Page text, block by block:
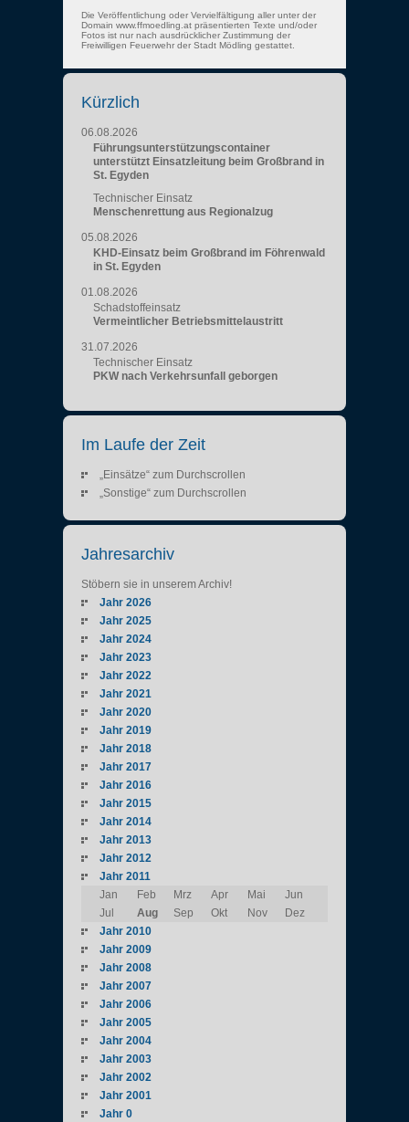
Die Veröffentlichung oder Vervielfältigung aller unter der
Domain www.ffmoedling.at präsentierten Texte und/oder
Fotos ist nur nach ausdrücklicher Zustimmung der
Freiwilligen Feuerwehr der Stadt Mödling gestattet.
Kürzlich
06.08.2026
Führungsunterstützungscontainer
unterstützt Einsatzleitung beim Großbrand in
St. Egyden
Technischer Einsatz
Menschenrettung aus Regionalzug
05.08.2026
KHD-Einsatz beim Großbrand im Föhrenwald
in St. Egyden
01.08.2026
Schadstoffeinsatz
Vermeintlicher Betriebsmittelaustritt
31.07.2026
Technischer Einsatz
PKW nach Verkehrsunfall geborgen
Im Laufe der Zeit
„Einsätze“ zum Durchscrollen
„Sonstige“ zum Durchscrollen
Jahresarchiv
Stöbern sie in unserem Archiv!
Jahr 2026
Jahr 2025
Jahr 2024
Jahr 2023
Jahr 2022
Jahr 2021
Jahr 2020
Jahr 2019
Jahr 2018
Jahr 2017
Jahr 2016
Jahr 2015
Jahr 2014
Jahr 2013
Jahr 2012
Jahr 2011
Jan
Feb Mrz Apr Mai
Jun
Jul
Aug Sep Okt Nov
Dez
Jahr 2010
Jahr 2009
Jahr 2008
Jahr 2007
Jahr 2006
Jahr 2005
Jahr 2004
Jahr 2003
Jahr 2002
Jahr 2001
Jahr 0